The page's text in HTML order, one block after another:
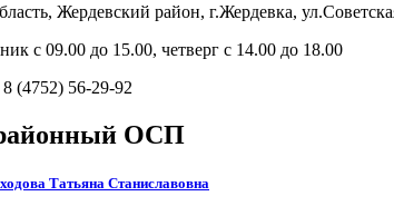
Жердевский район, г.Жердевка,
с 09.00 до 15.00, четверг с 14.00 до 18.00
(4752) 56-29-92
ОСП
Татьяна Станиславовна